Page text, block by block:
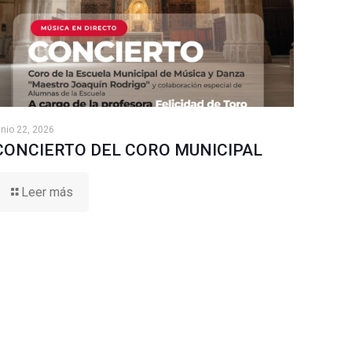
22, 2026
DEL CORO MUNICIPAL
Leer más